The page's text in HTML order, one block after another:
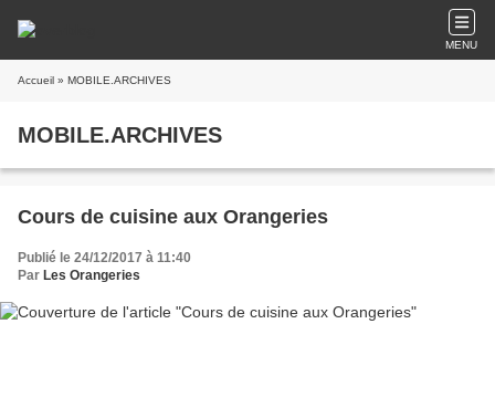
MENU
Accueil » MOBILE.ARCHIVES
MOBILE.ARCHIVES
Cours de cuisine aux Orangeries
Publié le 24/12/2017 à 11:40
Par Les Orangeries